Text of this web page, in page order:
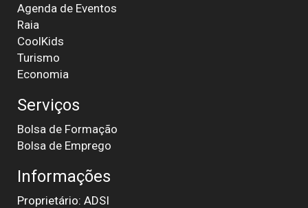
Agenda de Eventos
Raia
CoolKids
Turismo
Economia
Serviços
Bolsa de Formação
Bolsa de Emprego
Informações
Proprietário: ADSI